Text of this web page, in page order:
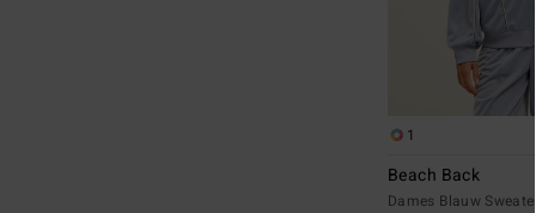
1
Beach Back
Dames Blauw